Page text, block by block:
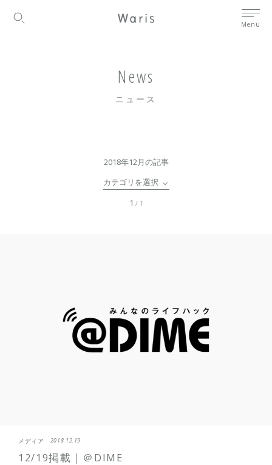
Menu
News
ニュース
2018年12月の記事
カテゴリを選択
1 / 1
メディア 2018.12.19
12/19掲載｜＠DIME